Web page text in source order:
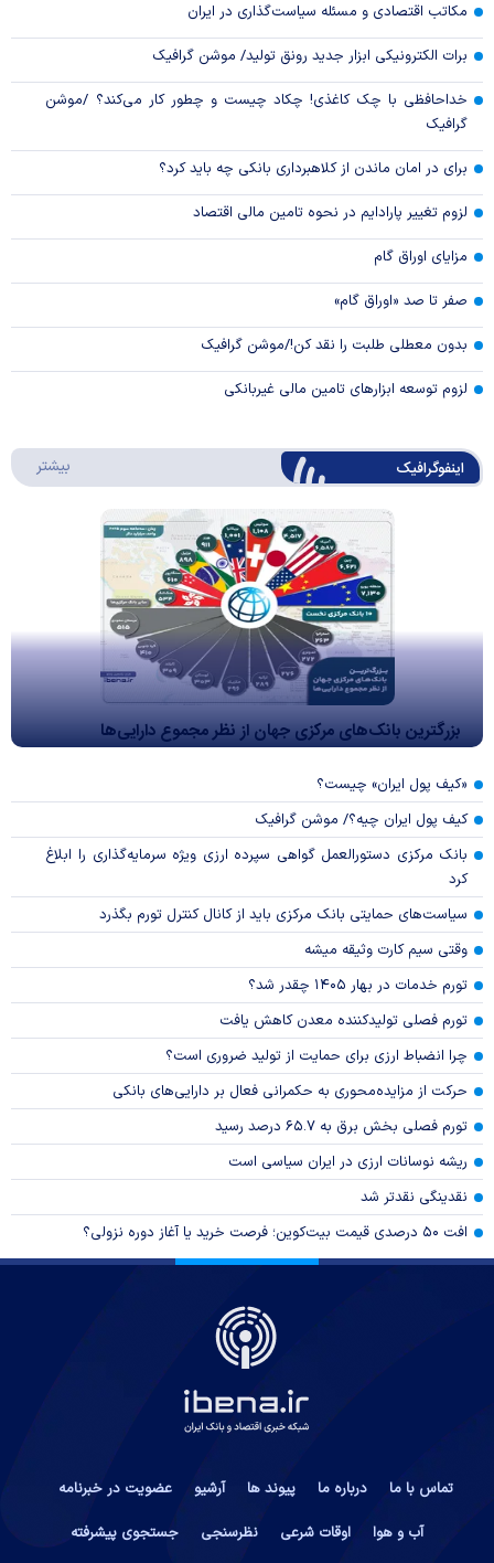
مکاتب اقتصادی و مسئله سیاست‌گذاری در ایران
برات الکترونیکی ابزار جدید رونق تولید/ موشن گرافیک
خداحافظی با چک کاغذی! چکاد چیست و چطور کار می‌کند؟ /موشن
گرافیک
برای در امان ماندن از کلاهبرداری بانکی چه باید کرد؟
لزوم تغییر پارادایم در نحوه تامین مالی اقتصاد
مزایای اوراق گام
صفر تا صد «اوراق گام»
بدون معطلی طلبت را نقد کن!/موشن گرافیک
لزوم توسعه ابزارهای تامین مالی غیربانکی
اینفوگرافیک بیشتر
بزرگترین بانک‌های مرکزی جهان از نظر مجموع دارایی‌ها
«کیف پول ایران» چیست؟
کیف پول ایران چیه؟/ موشن گرافیک
بانک مرکزی دستورالعمل گواهی سپرده ارزی ویژه سرمایه‌گذاری را ابلاغ
کرد
سیاست‌های حمایتی بانک مرکزی باید از کانال کنترل تورم بگذرد
وقتی سیم کارت وثیقه میشه
تورم خدمات در بهار ۱۴۰۵ چقدر شد؟
تورم فصلی تولیدکننده معدن کاهش یافت
چرا انضباط ارزی برای حمایت از تولید ضروری است؟
حرکت از مزایده‌محوری به حکمرانی فعال بر دارایی‌های بانکی
تورم فصلی بخش برق به ۶۵.۷ درصد رسید
ریشه نوسانات ارزی در ایران سیاسی است
نقدینگی نقدتر شد
افت ۵۰ درصدی قیمت بیت‌کوین؛ فرصت خرید یا آغاز دوره نزولی؟
تماس با ما درباره ما پیوند ها آرشیو
عضویت در خبرنامه
آب و هوا
اوقات شرعی نظرسنجی جستجوی پیشرفته